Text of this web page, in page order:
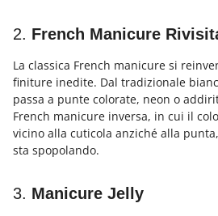
2. French Manicure
La classica French manicure si
finiture inedite. Dal tradizionale
passa a punte colorate, neon o
French manicure inversa, in cui il
vicino alla cuticola anziché alla
sta spopolando.
3. Manicure Jelly